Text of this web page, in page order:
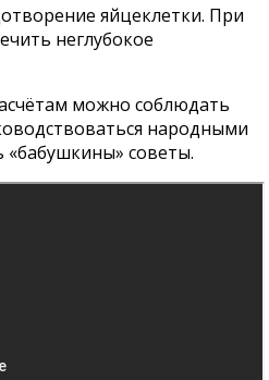
яйцеклетки. При
неглубокое
можно соблюдать
народными
советы.